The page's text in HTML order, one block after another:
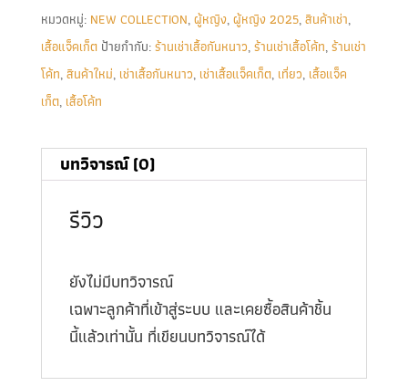
หมวดหมู่: NEW COLLECTION,ผู้หญิง,ผู้หญิง 2025,สินค้าเช่า,
เสื้อแจ็คเก็ต ป้ายกำกับ:ร้านเช่าเสื้อกันหนาว,ร้านเช่าเสื้อโค้ท,ร้านเช่า
โค้ท,สินค้าใหม่, เช่าเสื้อกันหนาว, เช่าเสื้อแจ็คเก็ต, เที่ยว, เสื้อแจ็ค
เก็ต, เสื้อโค้ท
บทวิจารณ์ (0)
รีวิว
ยังไม่มีบทวิจารณ์
เฉพาะลูกค้าที่เข้าสู่ระบบ และเคยซื้อสินค้าชิ้น
นี้แล้วเท่านั้น ที่เขียนบทวิจารณ์ได้